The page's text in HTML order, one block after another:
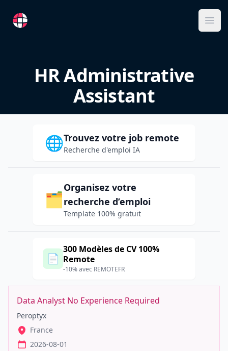
RemoteFR
HR Administrative
Assistant
🌐Trouvez votre job remote
Recherche d'emploi IA
🗂️
Organisez votre
recherche d’emploi
Template 100% gratuit
📄
300 Modèles de CV 100%
Remote
-10% avec REMOTEFR
Data Analyst No Experience Required
Peroptyx
France
2026-08-01